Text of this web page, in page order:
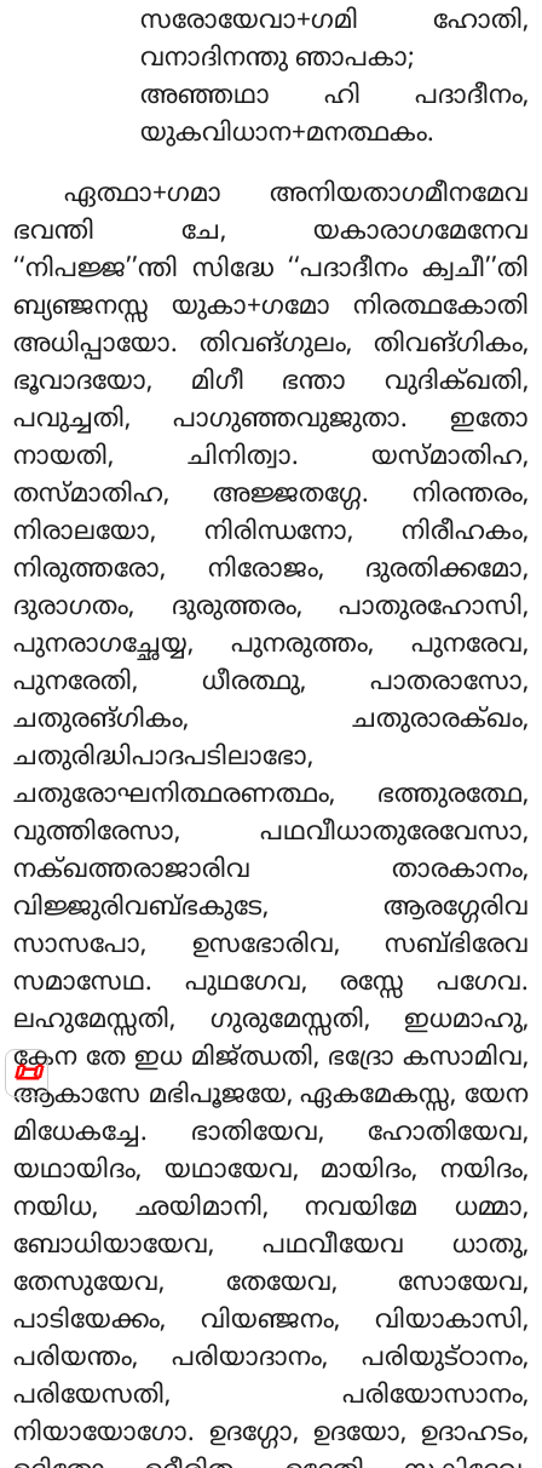
📜
സരോയേവാ+ഗമി ഹോതി,
വനാദിനന്തു ഞാപകാ;
അഞ്ഞഥാ ഹി പദാദീനം,
യുകവിധാന+മനത്ഥകം.
ഏത്ഥാ+ഗമാ അനിയതാഗമീനമേവ
ഭവന്തി ചേ, യകാരാഗമേനേവ
‘‘നിപജ്ജ’’ന്തി സിദ്ധേ ‘‘പദാദീനം ക്വചീ’’തി
ബ്യഞ്ജനസ്സ യുകാ+ഗമോ നിരത്ഥകോതി
അധിപ്പായോ. തിവങ്ഗുലം, തിവങ്ഗികം,
ഭൂവാദയോ, മിഗീ ഭന്താ വുദിക്ഖതി,
പവുച്ചതി, പാഗുഞ്ഞവുജുതാ. ഇതോ
നായതി, ചിനിത്വാ. യസ്മാതിഹ,
തസ്മാതിഹ, അജ്ജതഗ്ഗേ. നിരന്തരം,
നിരാലയോ, നിരിന്ധനോ, നിരീഹകം,
നിരുത്തരോ, നിരോജം, ദുരതിക്കമോ,
ദുരാഗതം, ദുരുത്തരം, പാതുരഹോസി,
പുനരാഗച്ഛേയ്യ, പുനരുത്തം, പുനരേവ,
പുനരേതി, ധീരത്ഥു, പാതരാസോ,
ചതുരങ്ഗികം, ചതുരാരക്ഖം,
ചതുരിദ്ധിപാദപടിലാഭോ,
ചതുരോഘനിത്ഥരണത്ഥം, ഭത്തുരത്ഥേ,
വുത്തിരേസാ, പഥവീധാതുരേവേസാ,
നക്ഖത്തരാജാരിവ താരകാനം,
വിജ്ജുരിവബ്ഭകുടേ, ആരഗ്ഗേരിവ
സാസപോ, ഉസഭോരിവ, സബ്ഭിരേവ
സമാസേഥ. പുഥഗേവ, രസ്സേ പഗേവ.
ലഹുമേസ്സതി, ഗുരുമേസ്സതി, ഇധമാഹു,
കേന തേ ഇധ മിജ്ഝതി, ഭദ്രോ കസാമിവ,
ആകാസേ മഭിപൂജയേ, ഏകമേകസ്സ, യേന
മിധേകച്ചേ. ഭാതിയേവ, ഹോതിയേവ,
യഥായിദം, യഥായേവ, മായിദം, നയിദം,
നയിധ, ഛയിമാനി, നവയിമേ ധമ്മാ,
ബോധിയായേവ, പഥവീയേവ ധാതു,
തേസുയേവ, തേയേവ, സോയേവ,
പാടിയേക്കം, വിയഞ്ജനം, വിയാകാസി,
പരിയന്തം, പരിയാദാനം, പരിയുട്ഠാനം,
പരിയേസതി, പരിയോസാനം,
നിയായോഗോ. ഉദഗ്ഗോ, ഉദയോ, ഉദാഹടം,